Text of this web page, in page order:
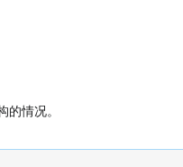
情况。